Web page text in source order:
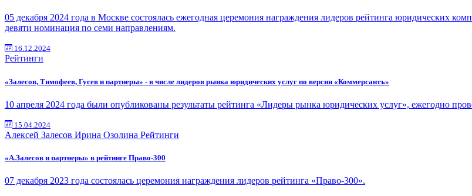
05 декабря 2024 года в Москве состоялась ежегодная церемония награждения лидеров рейтинга юридических
девяти номинация по семи направлениям.
16.12.2024
Рейтинги
«Залесов, Тимофеев, Гусев и партнеры» - в числе лидеров рынка юридических услуг по версии «Коммерсантъ»
10 апреля 2024 года были опубликованы результаты рейтинга «Лидеры рынка юридических услуг», ежегодно
15.04.2024
Алексей Залесов Ирина Озолина Рейтинги
«А.Залесов и партнеры» в рейтинге Право-300
07 декабря 2023 года состоялась церемония награждения лидеров рейтинга «Право-300».